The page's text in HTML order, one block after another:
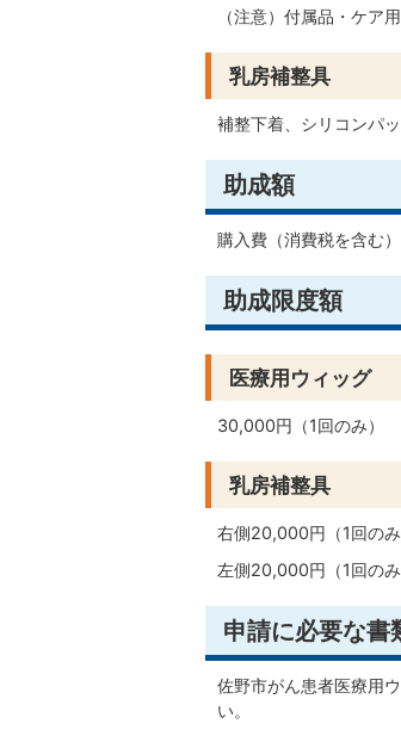
（注意）付属品・ケア
乳房補整具
補整下着、シリコンパ
助成額
購入費（消費税を含む
助成限度額
医療用ウィッグ
30,000円（1回のみ）
乳房補整具
右側20,000円（1回のみ
左側20,000円（1回のみ
申請に必要な書
佐野市がん患者医療用
い。